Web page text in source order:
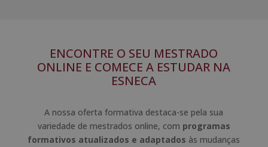
ENCONTRE O SEU MESTRADO
ONLINE E COMECE A ESTUDAR NA
ESNECA
A nossa oferta formativa destaca-se pela sua
variedade de mestrados online, com programas
formativos atualizados e adaptados às mudanças